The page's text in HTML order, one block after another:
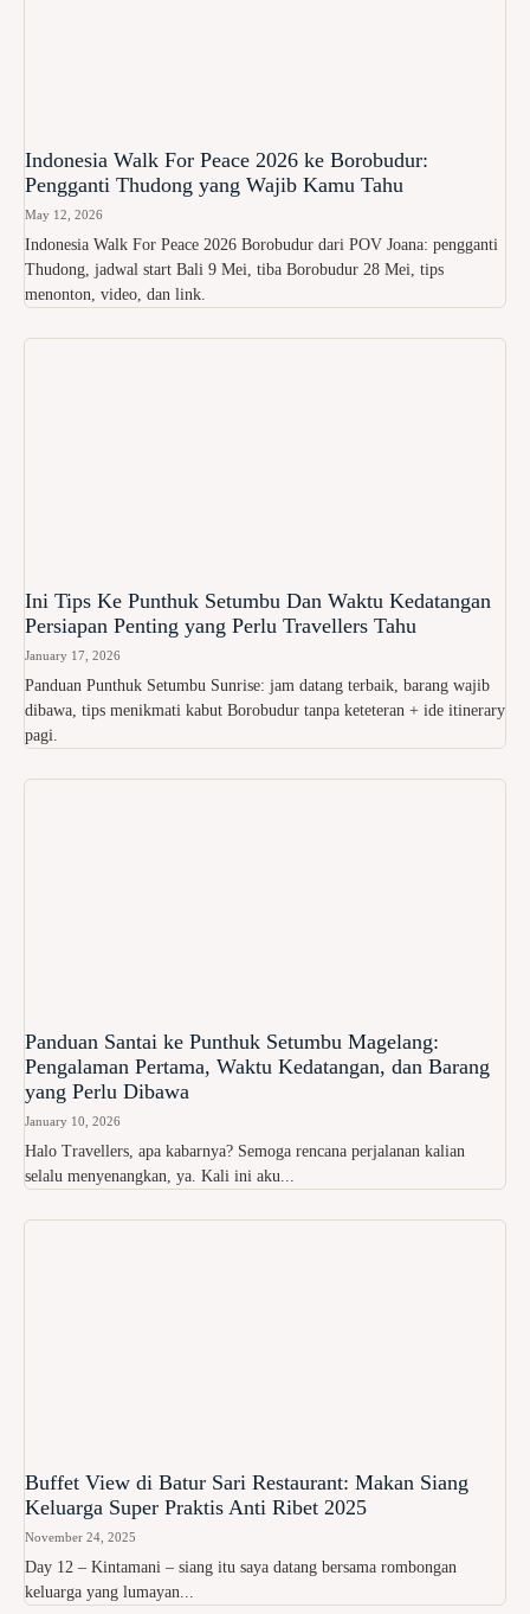
Indonesia Walk For Peace 2026 ke Borobudur:
Pengganti Thudong yang Wajib Kamu Tahu
May 12, 2026
Indonesia Walk For Peace 2026 Borobudur dari POV Joana: pengganti
Thudong, jadwal start Bali 9 Mei, tiba Borobudur 28 Mei, tips
menonton, video, dan link.
Ini Tips Ke Punthuk Setumbu Dan Waktu Kedatangan
Persiapan Penting yang Perlu Travellers Tahu
January 17, 2026
Panduan Punthuk Setumbu Sunrise: jam datang terbaik, barang wajib
dibawa, tips menikmati kabut Borobudur tanpa keteteran + ide itinerary
pagi.
Panduan Santai ke Punthuk Setumbu Magelang:
Pengalaman Pertama, Waktu Kedatangan, dan Barang
yang Perlu Dibawa
January 10, 2026
Halo Travellers, apa kabarnya? Semoga rencana perjalanan kalian
selalu menyenangkan, ya. Kali ini aku...
Buffet View di Batur Sari Restaurant: Makan Siang
Keluarga Super Praktis Anti Ribet 2025
November 24, 2025
Day 12 – Kintamani – siang itu saya datang bersama rombongan
keluarga yang lumayan...